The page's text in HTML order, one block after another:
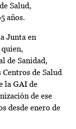
Salud,
años.
Junta en
de Sanidad,
de Salud
la GAI de
de ese
desde enero de